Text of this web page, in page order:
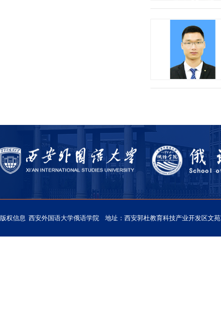
版权信息 西安外国语大学俄语学院 地址：西安郭杜教育科技产业开发区文